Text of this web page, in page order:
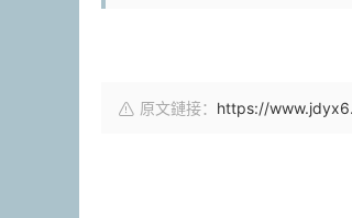
原文鏈接： https://